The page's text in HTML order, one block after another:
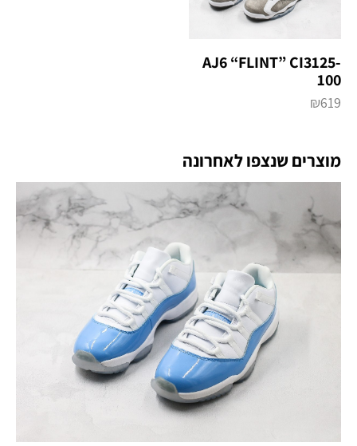
AJ6 “FLINT” CI3125-
100
₪619
מוצרים שנצפו לאחרונה